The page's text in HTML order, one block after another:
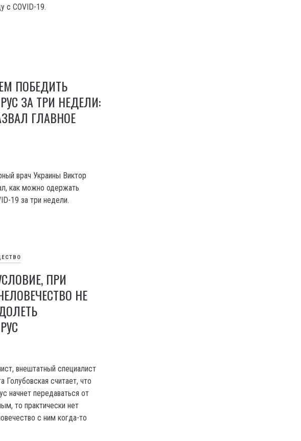
с COVID-19.
ПОБЕДИТЬ
ЗА ТРИ НЕДЕЛИ:
ГЛАВНОЕ
врач Украины Виктор
как можно одержать
19 за три недели.
ПРИ
НЕ
внештатный специалист
Голубовская считает, что
начнет передаваться от
то практически нет
с ним когда-то